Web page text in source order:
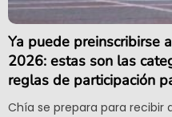
Ya puede preinscribirse
2026: estas son las
reglas de participación
Chía se prepara para recibir